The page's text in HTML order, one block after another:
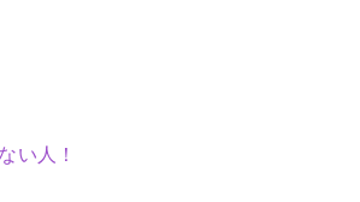
い人！